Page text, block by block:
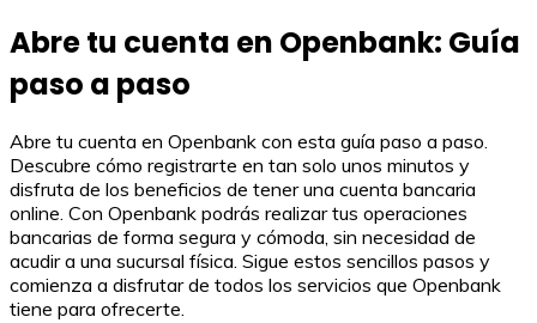
Abre tu cuenta en Openbank: Guía
paso a paso
Abre tu cuenta en Openbank con esta guía paso a paso.
Descubre cómo registrarte en tan solo unos minutos y
disfruta de los beneficios de tener una cuenta bancaria
online. Con Openbank podrás realizar tus operaciones
bancarias de forma segura y cómoda, sin necesidad de
acudir a una sucursal física. Sigue estos sencillos pasos y
comienza a disfrutar de todos los servicios que Openbank
tiene para ofrecerte.